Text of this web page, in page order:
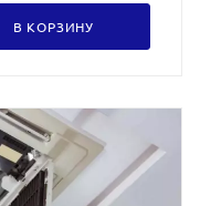
В КОРЗИНУ